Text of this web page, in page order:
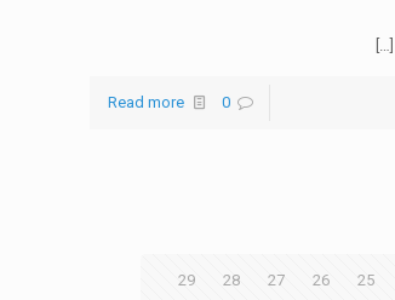
[…]
0
Read more
25
26
27
28
29